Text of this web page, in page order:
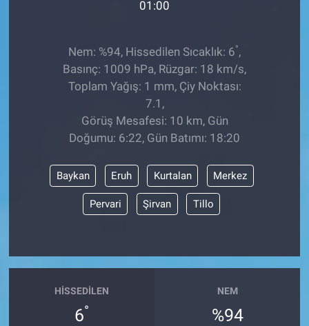
01:00
Nem: %94, Hissedilen Sıcaklık: 6°,
Basınç: 1009 hPa, Rüzgar: 18 km/s,
Toplam Yağış: 1 mm, Çiy Noktası:
7.1,
Görüş Mesafesi: 10 km, Gün
Doğumu: 6:22, Gün Batımı: 18:20
Baykan Eruh Kurtalan Merkez
Pervari Şirvan Tillo
HISSEDILEN
6°
NEM
%94
ASAYİŞ
ÇEVRE
HABERDE İNSAN
BİLİM VE TEKNOLOJİ
Bölge